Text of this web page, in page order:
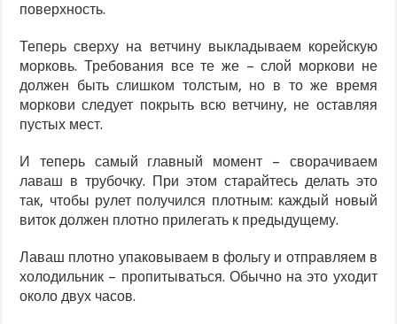
поверхность.
Теперь сверху на ветчину выкладываем корейскую
морковь. Требования все те же – слой моркови не
должен быть слишком толстым, но в то же время
моркови следует покрыть всю ветчину, не оставляя
пустых мест.
И теперь самый главный момент – сворачиваем
лаваш в трубочку. При этом старайтесь делать это
так, чтобы рулет получился плотным: каждый новый
виток должен плотно прилегать к предыдущему.
Лаваш плотно упаковываем в фольгу и отправляем в
холодильник – пропитываться. Обычно на это уходит
около двух часов.